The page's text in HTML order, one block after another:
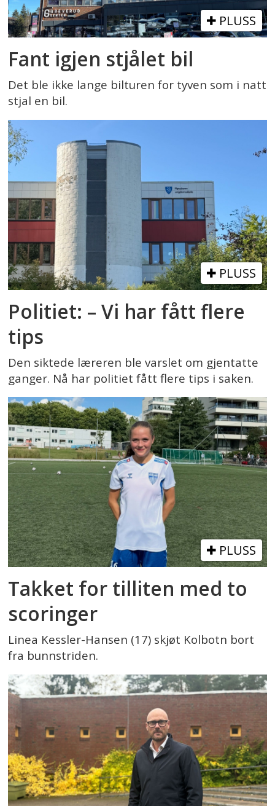
PLUSS
Fant igjen stjålet bil
Det ble ikke lange bilturen for tyven som i natt
stjal en bil.
PLUSS
Politiet: – Vi har fått flere
tips
Den siktede læreren ble varslet om gjentatte
ganger. Nå har politiet fått flere tips i saken.
PLUSS
Takket for tilliten med to
scoringer
Linea Kessler-Hansen (17) skjøt Kolbotn bort
fra bunnstriden.